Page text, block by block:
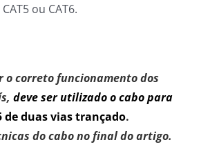
ou CAT6.
correto funcionamento dos
deve ser utilizado o cabo para
de duas vias trançado.
do cabo no final do artigo.